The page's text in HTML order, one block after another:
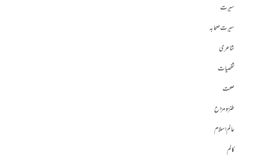
سیرت
سیرت صحابہ
شاعری
شخصیات
صحت
طنز و مزاح
عالم اسلام
کالم